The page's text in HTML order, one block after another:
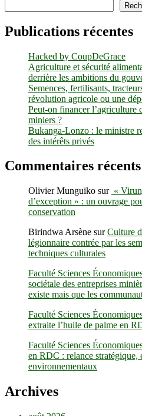
24
ans
conçoit
installe
des
lampes,
lavabos
et
système
d’arrosage
automatique
Publications récentes
Hacked by CoupDeGrace
Agriculture et sécurité
derrière les ambitions du
Semences, fertilisants,
révolution agricole ou une
Peut-on financer l’agriculture
miniers ?
Bukanga-Lonzo : le ministre
des intérêts privés
Commentaires récents
Olivier Munguiko sur «
d’exception » : un ouvrage
conservation
Birindwa Arsène surCulture
légionnaire contrée par les
techniques culturales
Faculté Sciences
sociétale des entreprises
existe mais que les
Faculté Sciences
extraite l’huile de palme en
Faculté Sciences
en RDC : relance stratégique,
environnementaux
Archives